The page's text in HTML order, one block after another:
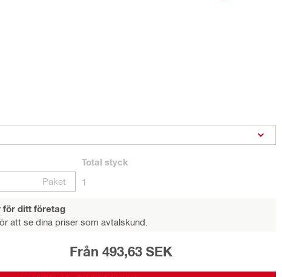
Paket
Total styck
1
för ditt företag
att se dina priser som avtalskund.
Från 493,63 SEK